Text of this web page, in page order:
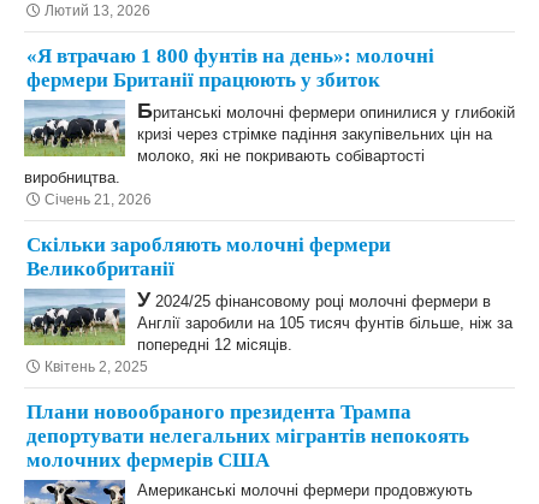
Лютий 13, 2026
«Я втрачаю 1 800 фунтів на день»: молочні
фермери Британії працюють у збиток
Британські молочні фермери опинилися у глибокій
кризі через стрімке падіння закупівельних цін на
молоко, які не покривають собівартості
виробництва.
Січень 21, 2026
Скільки заробляють молочні фермери
Великобританії
У 2024/25 фінансовому році молочні фермери в
Англії заробили на 105 тисяч фунтів більше, ніж за
попередні 12 місяців.
Квітень 2, 2025
Плани новообраного президента Трампа
депортувати нелегальних мігрантів непокоять
молочних фермерів США
Американські молочні фермери продовжують